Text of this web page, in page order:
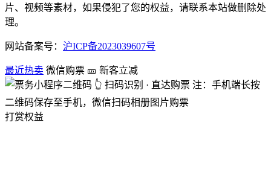
片、视频等素材，如果侵犯了您的权益，请联系本站做删除处
理。
网站备案号： 沪ICP备2023039607号
最近热卖 微信购票 🎫 新客立减
👆 扫码识别 · 直达购票 注：手机端长按
二维码保存至手机，微信扫码相册图片购票
打赏权益